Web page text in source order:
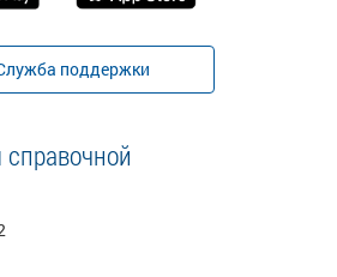
поддержки